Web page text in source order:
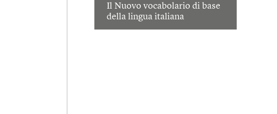
Il Nuovo vocabolario di base
della lingua italiana